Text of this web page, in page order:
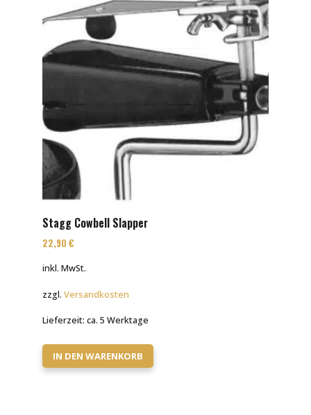
Stagg Cowbell Slapper
22,90 €
inkl. MwSt.
zzgl. Versandkosten
Lieferzeit: ca. 5 Werktage
IN DEN WARENKORB